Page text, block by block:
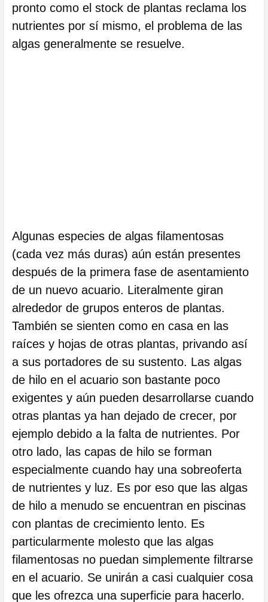
pronto como el stock de plantas reclama los
nutrientes por sí mismo, el problema de las
algas generalmente se resuelve.
Algunas especies de algas filamentosas
(cada vez más duras) aún están presentes
después de la primera fase de asentamiento
de un nuevo acuario. Literalmente giran
alrededor de grupos enteros de plantas.
También se sienten como en casa en las
raíces y hojas de otras plantas, privando así
a sus portadores de su sustento. Las algas
de hilo en el acuario son bastante poco
exigentes y aún pueden desarrollarse cuando
otras plantas ya han dejado de crecer, por
ejemplo debido a la falta de nutrientes. Por
otro lado, las capas de hilo se forman
especialmente cuando hay una sobreoferta
de nutrientes y luz. Es por eso que las algas
de hilo a menudo se encuentran en piscinas
con plantas de crecimiento lento. Es
particularmente molesto que las algas
filamentosas no puedan simplemente filtrarse
en el acuario. Se unirán a casi cualquier cosa
que les ofrezca una superficie para hacerlo.